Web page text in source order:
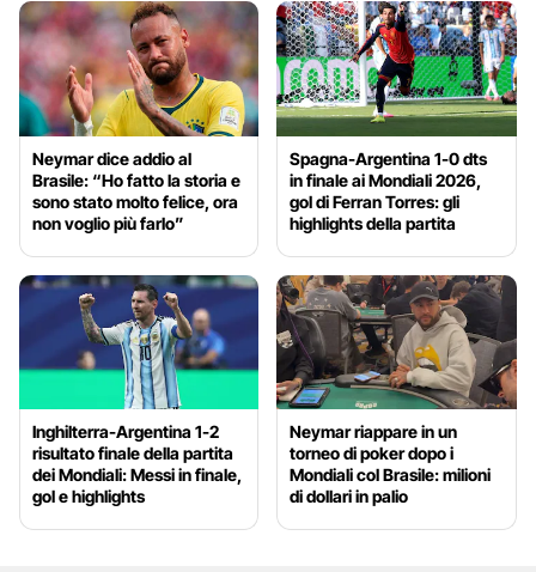
Neymar dice addio al
Brasile: “Ho fatto la storia e
sono stato molto felice, ora
non voglio più farlo”
Spagna-Argentina 1-0 dts
in finale ai Mondiali 2026,
gol di Ferran Torres: gli
highlights della partita
Inghilterra-Argentina 1-2
risultato finale della partita
dei Mondiali: Messi in finale,
gol e highlights
Neymar riappare in un
torneo di poker dopo i
Mondiali col Brasile: milioni
di dollari in palio